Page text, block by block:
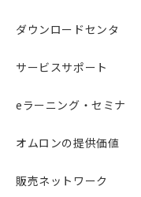
ダウンロードセンタ
サービスサポート
eラーニング・セミナ
オムロンの提供価値
販売ネットワーク